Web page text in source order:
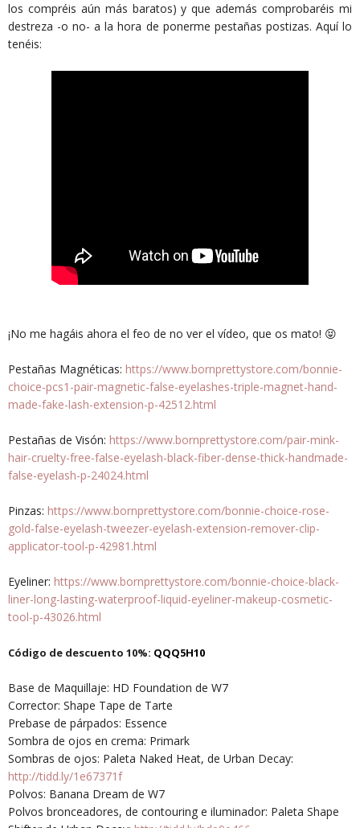
los compréis aún más baratos) y que además comprobaréis mi
destreza -o no- a la hora de ponerme pestañas postizas. Aquí lo
tenéis:
¡No me hagáis ahora el feo de no ver el vídeo, que os mato! 😝
Pestañas Magnéticas: https://www.bornprettystore.com/bonnie-
choice-pcs1-pair-magnetic-false-eyelashes-triple-magnet-hand-
made-fake-lash-extension-p-42512.html
Pestañas de Visón: https://www.bornprettystore.com/pair-mink-
hair-cruelty-free-false-eyelash-black-fiber-dense-thick-handmade-
false-eyelash-p-24024.html
Pinzas: https://www.bornprettystore.com/bonnie-choice-rose-
gold-false-eyelash-tweezer-eyelash-extension-remover-clip-
applicator-tool-p-42981.html
Eyeliner: https://www.bornprettystore.com/bonnie-choice-black-
liner-long-lasting-waterproof-liquid-eyeliner-makeup-cosmetic-
tool-p-43026.html
Código de descuento 10%: QQQ5H10
Base de Maquillaje: HD Foundation de W7
Corrector: Shape Tape de Tarte
Prebase de párpados: Essence
Sombra de ojos en crema: Primark
Sombras de ojos: Paleta Naked Heat, de Urban Decay:
http://tidd.ly/1e67371f
Polvos: Banana Dream de W7
Polvos bronceadores, de contouring e iluminador: Paleta Shape